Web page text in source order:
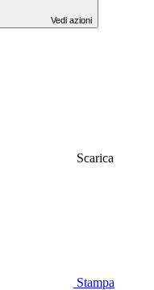
Vedi azioni
Scarica
Stampa